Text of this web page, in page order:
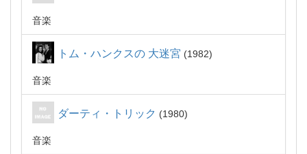
音楽
トム・ハンクスの 大迷宮 1982
音楽
ダーティ・トリック 1980
音楽